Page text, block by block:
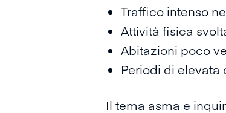
Traffico intenso
Attività fisica
Abitazioni poco
Periodi di
Il tema asma e